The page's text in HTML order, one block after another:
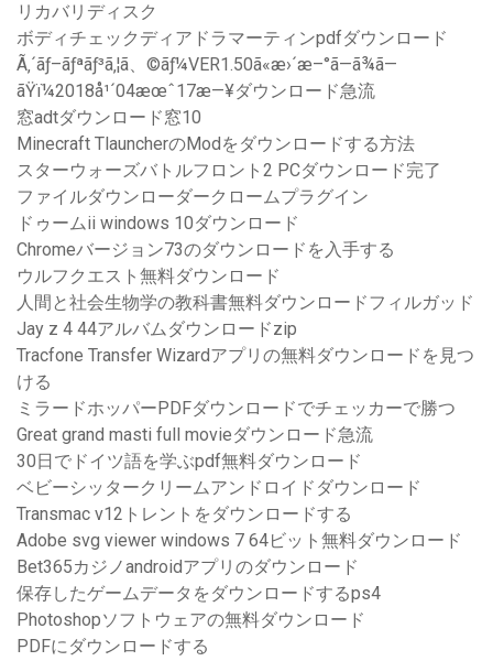
リカバリディスク
ボディチェックディアドラマーティンpdfダウンロード
Ã‚´ãƒ–ãƒªãƒ³ã‚¦ã、©ãƒ¼VER1.50ã«æ›´æ–°ã—ã¾ã—
ãŸï¼2018å¹´04æœˆ17æ—¥ダウンロード急流
窓adtダウンロード窓10
Minecraft TlauncherのModをダウンロードする方法
スターウォーズバトルフロント2 PCダウンロード完了
ファイルダウンローダークロームプラグイン
ドゥームii windows 10ダウンロード
Chromeバージョン73のダウンロードを入手する
ウルフクエスト無料ダウンロード
人間と社会生物学の教科書無料ダウンロードフィルガッド
Jay z 4 44アルバムダウンロードzip
Tracfone Transfer Wizardアプリの無料ダウンロードを見つ
ける
ミラードホッパーPDFダウンロードでチェッカーで勝つ
Great grand masti full movieダウンロード急流
30日でドイツ語を学ぶpdf無料ダウンロード
ベビーシッタークリームアンドロイドダウンロード
Transmac v12トレントをダウンロードする
Adobe svg viewer windows 7 64ビット無料ダウンロード
Bet365カジノandroidアプリのダウンロード
保存したゲームデータをダウンロードするps4
Photoshopソフトウェアの無料ダウンロード
PDFにダウンロードする